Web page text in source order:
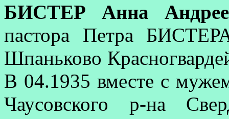
БИСТЕР Анна
пастора Петра
Шпаньково
В 04.1935 вместе с
Чаусовского р-на